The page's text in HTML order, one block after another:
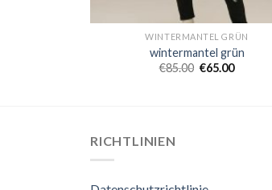
WINTERMANTEL GRÜN
wintermantel grün
€85.00 €65.00
RICHTLINIEN